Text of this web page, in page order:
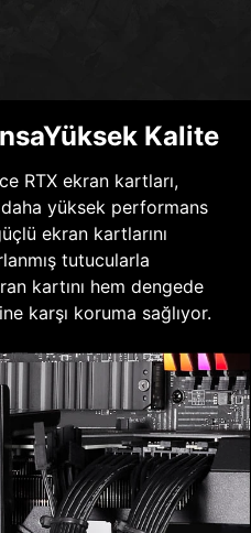
Kalite
RTX ekran kartları,
yüksek performans
ekran kartlarını
tutucularla
kartını hem dengede
karşı koruma sağlıyor.